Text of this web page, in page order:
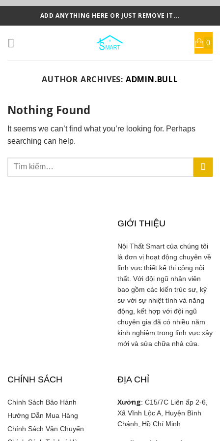
Skip
ADD ANYTHING HERE OR JUST REMOVE IT...
AUTHOR ARCHIVES: ADMIN.BULL
Nothing Found
It seems we can’t find what you’re looking for. Perhaps
searching can help.
GIỚI THIỆU
Nội Thất Smart của chúng tôi
là đơn vị hoạt động chuyên về
lĩnh vực thiết kế thi công nội
thất. Với đội ngũ nhân viên
bao gồm các kiến trúc sư, kỹ
sư với sự nhiệt tình và năng
động, kết hợp với đội ngũ
chuyên gia đã có nhiều năm
kinh nghiệm trong lĩnh vực xây
mới và sửa chữa nhà cửa.
CHÍNH SÁCH
Chính Sách Bảo Hành
Hướng Dẫn Mua Hàng
Chính Sách Vận Chuyển
ĐỊA CHỈ
Xưởng: C15/7C Liên ấp 2-6,
Xã Vĩnh Lộc A, Huyện Bình
Chánh, Hồ Chí Minh